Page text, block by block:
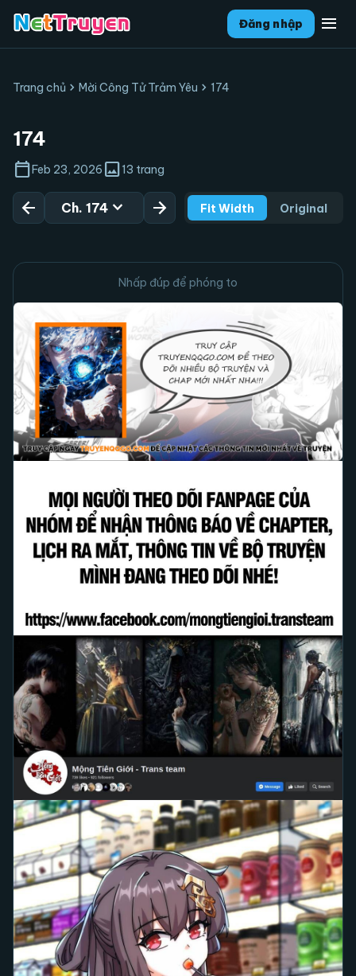
Đăng nhập menu
Trang chủ chevron_right Mời Công Tử Trảm Yêu chevron_right 174
174
calendar_todayFeb 23, 2026 image13 trang
arrow_back Ch. 174 expand_more arrow_forward Fit Width Original
Nhấp đúp để phóng to